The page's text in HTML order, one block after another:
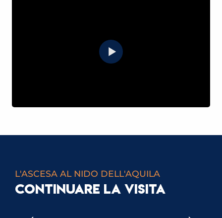
L'ASCESA AL NIDO DELL'AQUILA
CONTINUARE LA VISITA